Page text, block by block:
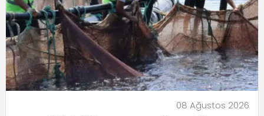
08 Ağustos 2026